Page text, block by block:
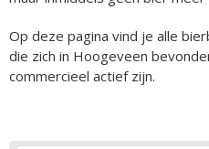
Op deze pagina vind je alle
die zich in Hoogeveen
commercieel actief zijn.